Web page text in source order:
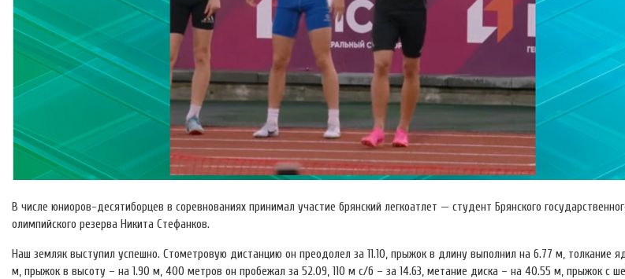
В числе юниоров-десятиборцев в соревнованиях принимал участие брянский легкоатлет — студент Брянского
олимпийского резерва Никита Стефанков.
Наш земляк выступил успешно. Стометровую дистанцию он преодолел за 11.10, прыжок в длину выполнил на 6.77 м, толкание
м, прыжок в высоту – на 1.90 м, 400 метров он пробежал за 52.09, 110 м с/б – за 14.63, метание диска – на 40.55 м, прыжок с